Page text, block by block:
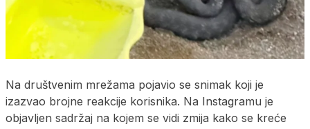
Na društvenim mrežama pojavio se snimak koji je
izazvao brojne reakcije korisnika. Na Instagramu je
objavljen sadržaj na kojem se vidi zmija kako se kreće